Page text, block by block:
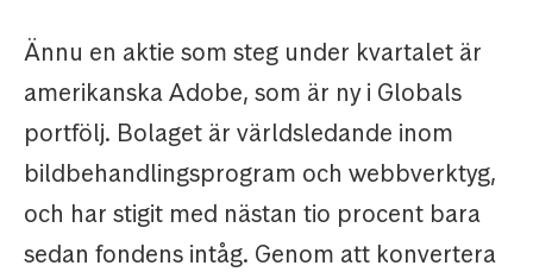
Ännu en aktie som steg under kvartalet är
amerikanska Adobe, som är ny i Globals
portfölj. Bolaget är världsledande inom
bildbehandlingsprogram och webbverktyg,
och har stigit med nästan tio procent bara
sedan fondens intåg. Genom att konvertera